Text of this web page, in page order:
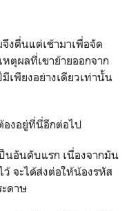
งตื่นแต่เช้ามาเพื่อจัด
ตุผลที่เขาย้ายออกจาก
เพียงอย่างเดียวเท่านั้น
องอยู่ที่นี่อีกต่อไป
นอันดับแรก เนื่องจากมัน
จะได้ส่งต่อให้น้องรหัส
ดาษ